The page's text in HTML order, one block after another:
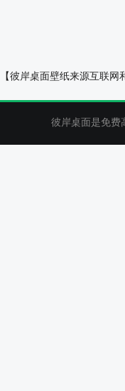
【彼岸桌面壁纸来源互联
彼岸桌面是免费